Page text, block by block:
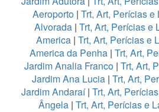
Aeroporto | Trt, Art, Perícias
Alvorada | Trt, Art, Perícias e
America| Trt, Art, Perícias e
America da Penha | Trt, Art,
Jardim Analia Franco| Trt, Art,
Jardim Ana Lucia | Trt, Art,
Jardim Andaraí| Trt, Art,
Ângela| Trt, Art, Perícias e